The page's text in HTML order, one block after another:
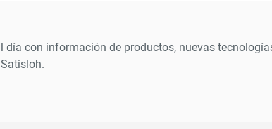
día con información de productos, nuevas